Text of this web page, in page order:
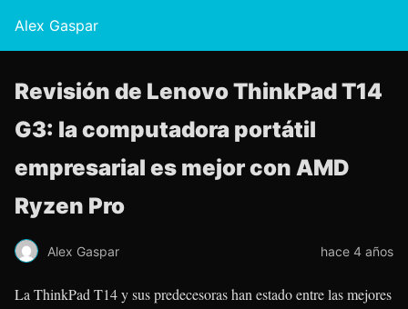
Alex Gaspar
Revisión de Lenovo ThinkPad T14
G3: la computadora portátil
empresarial es mejor con AMD
Ryzen Pro
Alex Gaspar hace 4 años
La ThinkPad T14 y sus predecesoras han estado entre las mejores